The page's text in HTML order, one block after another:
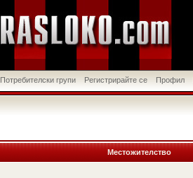
Потребителски групи Регистрирайте се Профил
Местожителство